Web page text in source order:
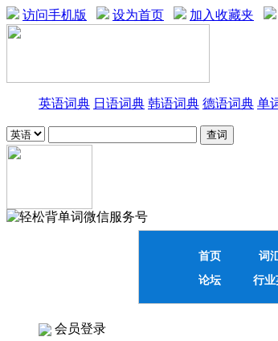
访问手机版 设为首页 加入收藏夹
英语词典 日语词典 韩语词典 德语词典 单
首页 词
论坛
行业
会员登录